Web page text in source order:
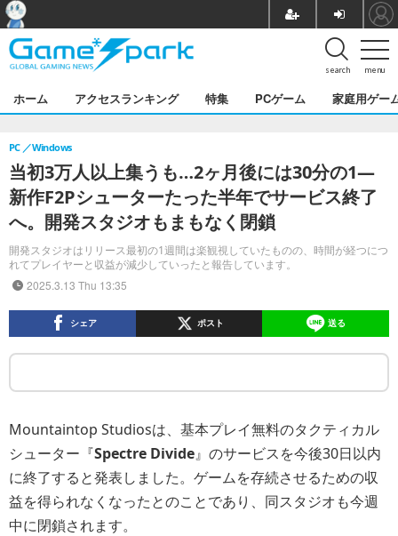
menu
search
ホーム アクセスランキング 特集 PCゲーム 家庭用ゲー
当初3万人以上集うも…2ヶ月後には30分の1―
新作F2Pシューターたった半年でサービス終了
へ。開発スタジオもまもなく閉鎖
開発スタジオはリリース最初の1週間は楽観視していたものの、時間が経つにつ
れてプレイヤーと収益が減少していったと報告しています。
PC Windows
2025.3.13 Thu 13:35
シェア ポスト 送る
Mountaintop Studiosは、基本プレイ無料のタクティカル
シューター『Spectre Divide』のサービスを今後30日以内
に終了すると発表しました。ゲームを存続させるための収
益を得られなくなったとのことであり、同スタジオも今週
中に閉鎖されます。